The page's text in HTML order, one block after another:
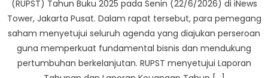
(RUPST) Tahun Buku 2025 pada Senin (22/6/2026) di iNews
Tower, Jakarta Pusat. Dalam rapat tersebut, para pemegang
saham menyetujui seluruh agenda yang diajukan perseroan
guna memperkuat fundamental bisnis dan mendukung
pertumbuhan berkelanjutan. RUPST menyetujui Laporan